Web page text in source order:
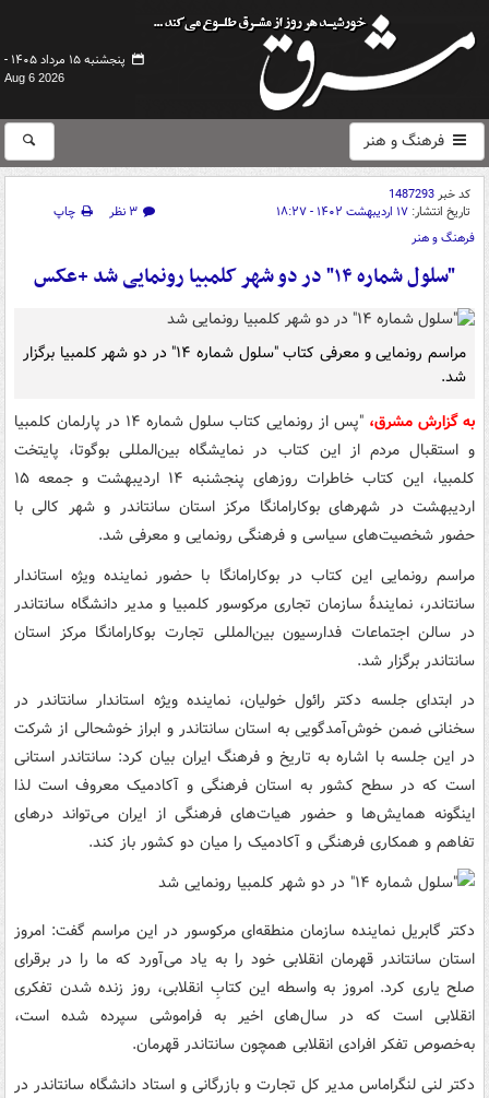
پنجشنبه ۱۵ مرداد ۱۴۰۵ -
Aug 6 2026
فرهنگ و هنر
کد خبر1487293
تاریخ انتشار: ۱۷ اردیبهشت ۱۴۰۲ - ۱۸:۲۷ ۳ نظر
چاپ
فرهنگ و هنر
"سلول شماره ۱۴" در دو شهر کلمبیا رونمایی شد +عکس
مراسم رونمایی و معرفی کتاب "سلول شماره ۱۴" در دو شهر کلمبیا برگزار
شد.
به گزارش مشرق،
"پس از رونمایی کتاب سلول شماره ۱۴ در پارلمان کلمبیا
و استقبال مردم از این کتاب در نمایشگاه بین‌المللی بوگوتا، پایتخت
کلمبیا، این کتاب خاطرات روزهای پنجشنبه ۱۴ اردیبهشت و جمعه ۱۵
اردیبهشت در شهرهای بوکارامانگا مرکز استان سانتاندر و شهر کالی با
حضور شخصیت‌های سیاسی و فرهنگی رونمایی و معرفی شد.
مراسم رونمایی این کتاب در بوکارامانگا با حضور نماینده ویژه استاندار
سانتاندر، نمایندۀ سازمان تجاری مرکوسور کلمبیا و مدیر دانشگاه سانتاندر
در سالن اجتماعات فدارسیون بین‌المللی تجارت بوکارامانگا مرکز استان
سانتاندر برگزار شد.
در ابتدای جلسه دکتر رائول خولیان، نماینده ویژه استاندار سانتاندر در
سخنانی ضمن خوش‌آمدگویی به استان سانتاندر و ابراز خوشحالی از شرکت
در این جلسه با اشاره به تاریخ و فرهنگ ایران بیان کرد: سانتاندر استانی
است که در سطح کشور به استان فرهنگی و آکادمیک معروف است لذا
اینگونه همایش‌ها و حضور هیات‌های فرهنگی از ایران می‌تواند درهای
تفاهم و همکاری فرهنگی و آکادمیک را میان دو کشور باز کند.
دکتر گابریل نماینده سازمان منطقه‌ای مرکوسور در این مراسم گفت: امروز
استان سانتاندر قهرمان انقلابی خود را به یاد می‌آورد که ما را در برقرای
صلح یاری کرد. امروز به واسطه این کتابِ انقلابی، روز زنده شدن تفکری
انقلابی است که در سال‌های اخیر به فراموشی سپرده شده است،
به‌خصوص تفکر افرادی انقلابی همچون سانتاندر قهرمان.
دکتر لنی لنگراماس مدیر کل تجارت و بازرگانی و استاد دانشگاه سانتاندر در